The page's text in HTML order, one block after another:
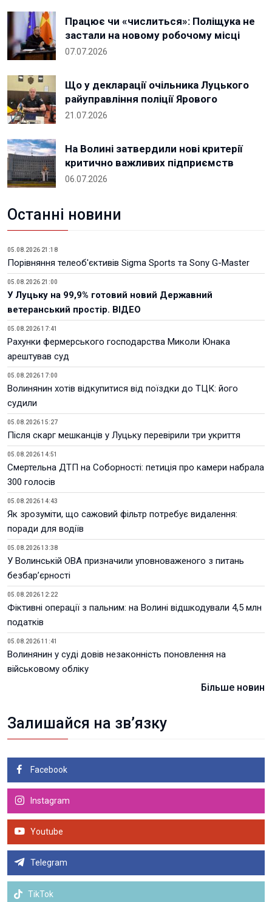
Працює чи «числиться»: Поліщука не
застали на новому робочому місці
07.07.2026
Що у декларації очільника Луцького
райуправління поліції Ярового
21.07.2026
На Волині затвердили нові критерії
критично важливих підприємств
06.07.2026
Останні новини
05.08.2026 21:18
Порівняння телеоб'єктивів Sigma Sports та Sony G-Master
05.08.2026 21:00
У Луцьку на 99,9% готовий новий Державний
ветеранський простір. ВІДЕО
05.08.2026 17:41
Рахунки фермерського господарства Миколи Юнака
арештував суд
05.08.2026 17:00
Волинянин хотів відкупитися від поїздки до ТЦК: його
судили
05.08.2026 15:27
Після скарг мешканців у Луцьку перевірили три укриття
05.08.2026 14:51
Смертельна ДТП на Соборності: петиція про камери набрала
300 голосів
05.08.2026 14:43
Як зрозуміти, що сажовий фільтр потребує видалення:
поради для водіїв
05.08.2026 13:38
У Волинській ОВА призначили уповноваженого з питань
безбар’єрності
05.08.2026 12:22
Фіктивні операції з пальним: на Волині відшкодували 4,5 млн
податків
05.08.2026 11:41
Волинянин у суді довів незаконність поновлення на
військовому обліку
Більше новин
Залишайся на зв’язку
Facebook
Instagram
Youtube
Telegram
TikTok